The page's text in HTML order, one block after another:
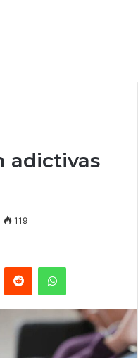
adictivas
119